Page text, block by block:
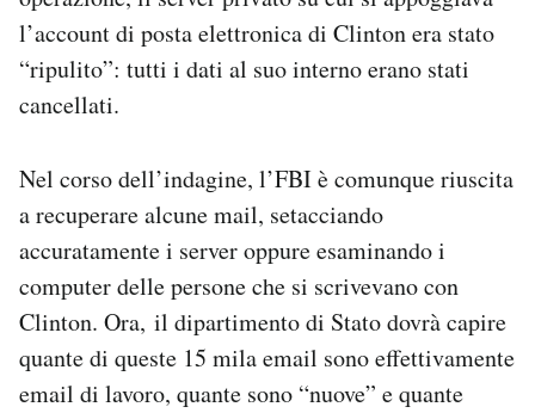
l’account di posta elettronica di Clinton era stato
“ripulito”: tutti i dati al suo interno erano stati
cancellati.
Nel corso dell’indagine, l’FBI è comunque riuscita
a recuperare alcune mail, setacciando
accuratamente i server oppure esaminando i
computer delle persone che si scrivevano con
Clinton. Ora, il dipartimento di Stato dovrà capire
quante di queste 15 mila email sono effettivamente
email di lavoro, quante sono “nuove” e quante